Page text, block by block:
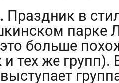
Праздник в
парке
больше
и тех же групп).